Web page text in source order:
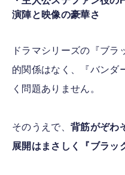
演陣と映像の豪華さ
ドラマシリーズの『ブ
的関係はなく、『バンダ
く問題ありません。
そのうえで、 背筋がぞわ
展開はまさしく『ブラッ